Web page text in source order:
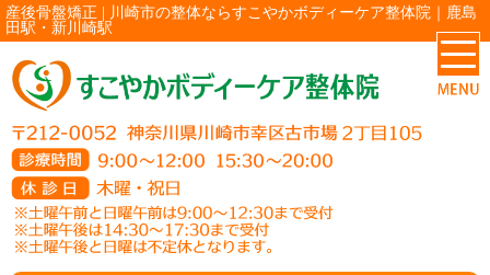
産後骨盤矯正 | 川崎市の整体ならすこやかボディーケア整体院｜鹿島
田駅・新川崎駅